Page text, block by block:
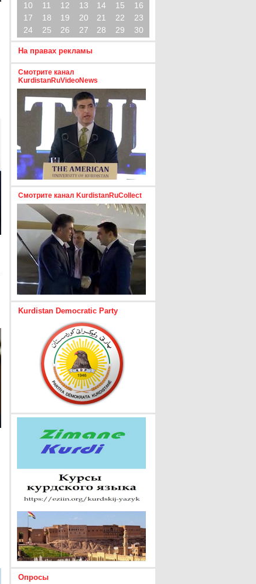
10
11 12 13 14 15
16
17
18 19 20 21 22
23
24
25 26 27 28 29 30
На правах рекламы
Смотрите канал
KurdistanRuVideoNews
Смотрите канал KurdistanRuCollect
Kurdistan Democratic Party
Опросы